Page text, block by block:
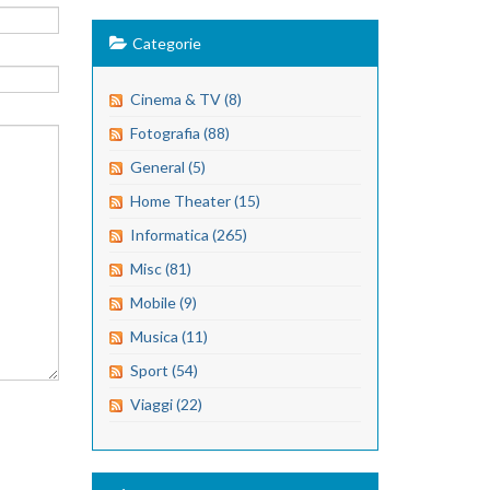
Categorie
Cinema & TV (8)
Fotografia (88)
General (5)
Home Theater (15)
Informatica (265)
Misc (81)
Mobile (9)
Musica (11)
Sport (54)
Viaggi (22)